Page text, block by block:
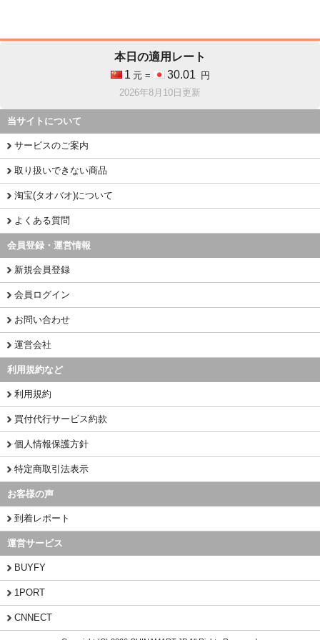
本日の適用レート
1 元 = 30.01
円
2026年8月10日更新
当サイトについて
サービスのご案内
取り扱いできない商品
淘宝(タオバオ)について
よくある質問
会員登録・運営情報
新規会員登録
会員ログイン
お問い合わせ
運営会社
利用規約など
利用規約
買付代行サービス約款
個人情報保護方針
特定商取引法表示
お客様の声
到着レポート
運営サービス
BUYFY
1PORT
CNNECT